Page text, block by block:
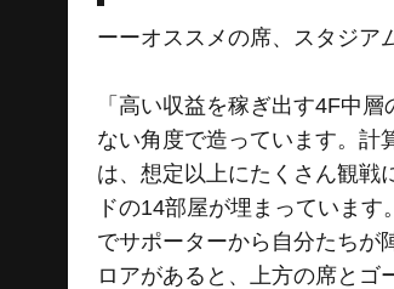
ーーオススメの席、スタジア
「高い収益を稼ぎ出す4F中
ない角度で造っています。計
は、想定以上にたくさん観戦
ドの14部屋が埋まっていま
でサポーターから自分たちが
ロアがあると、上方の席と